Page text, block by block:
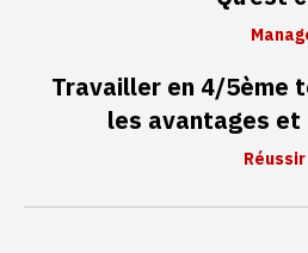
Travailler en 4/5ème
les avantages et